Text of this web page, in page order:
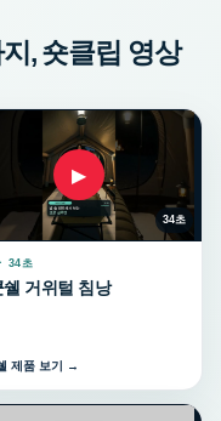
, 숏클립 영상
▶
34초
34초
쉘 거위털 침낭
제품 보기 →